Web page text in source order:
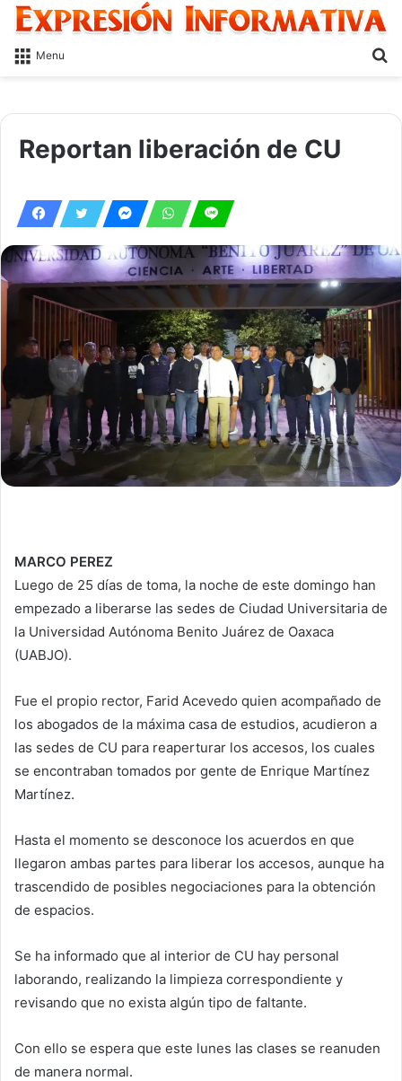
Menu
Reportan liberación de CU
MARCO PEREZ
Luego de 25 días de toma, la noche de este domingo han
empezado a liberarse las sedes de Ciudad Universitaria de
la Universidad Autónoma Benito Juárez de Oaxaca
(UABJO).
Fue el propio rector, Farid Acevedo quien acompañado de
los abogados de la máxima casa de estudios, acudieron a
las sedes de CU para reaperturar los accesos, los cuales
se encontraban tomados por gente de Enrique Martínez
Martínez.
Hasta el momento se desconoce los acuerdos en que
llegaron ambas partes para liberar los accesos, aunque ha
trascendido de posibles negociaciones para la obtención
de espacios.
Se ha informado que al interior de CU hay personal
laborando, realizando la limpieza correspondiente y
revisando que no exista algún tipo de faltante.
Con ello se espera que este lunes las clases se reanuden
de manera normal.